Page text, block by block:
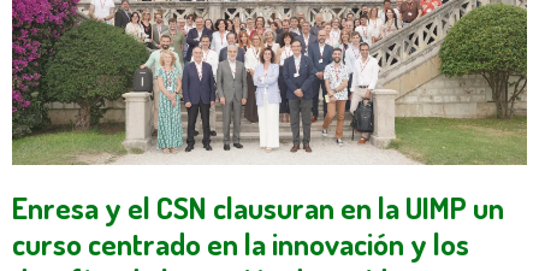
Enresa y el CSN clausuran en la UIMP un
curso centrado en la innovación y los